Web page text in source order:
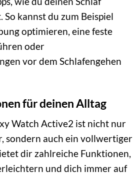
So kannst du zum Beispiel
optimieren, eine feste
oder
vor dem Schlafengehen
für deinen Alltag
Watch Active2 ist nicht nur
sondern auch ein vollwertiger
dir zahlreiche Funktionen,
und dich immer auf